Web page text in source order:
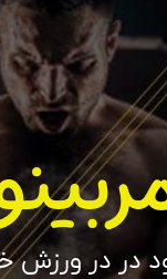
در در ورزش